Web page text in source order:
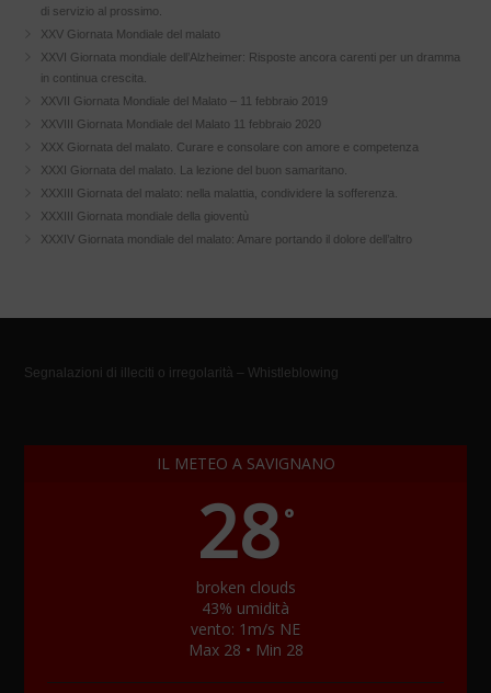
di servizio al prossimo.
XXV Giornata Mondiale del malato
XXVI Giornata mondiale dell’Alzheimer: Risposte ancora carenti per un dramma
in continua crescita.
XXVII Giornata Mondiale del Malato – 11 febbraio 2019
XXVIII Giornata Mondiale del Malato 11 febbraio 2020
XXX Giornata del malato. Curare e consolare con amore e competenza
XXXI Giornata del malato. La lezione del buon samaritano.
XXXIII Giornata del malato: nella malattia, condividere la sofferenza.
XXXIII Giornata mondiale della gioventù
XXXIV Giornata mondiale del malato: Amare portando il dolore dell’altro
Segnalazioni di illeciti o irregolarità – Whistleblowing
IL METEO A SAVIGNANO
28°
broken clouds
43% umidità
vento: 1m/s NE
Max 28 • Min 28